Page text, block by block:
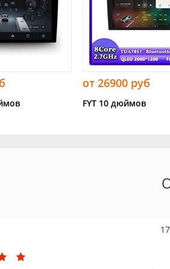
от 26900 руб
FYT 10 дюймов